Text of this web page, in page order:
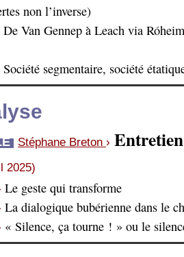
non l’inverse)
De Van Gennep à Leach via
Société segmentaire, société
Stéphane Breton ›
2025)
Le geste qui transforme
La dialogique bubérienne dans le
« Silence, ça tourne ! » ou le